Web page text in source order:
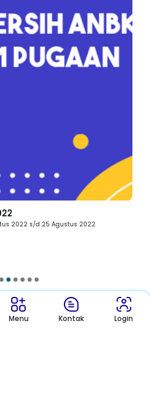
2022 s/d 25 Agustus 2022
Menu Kontak Login
Menu Kontak Login